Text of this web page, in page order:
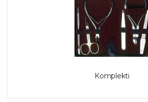
Komplekti